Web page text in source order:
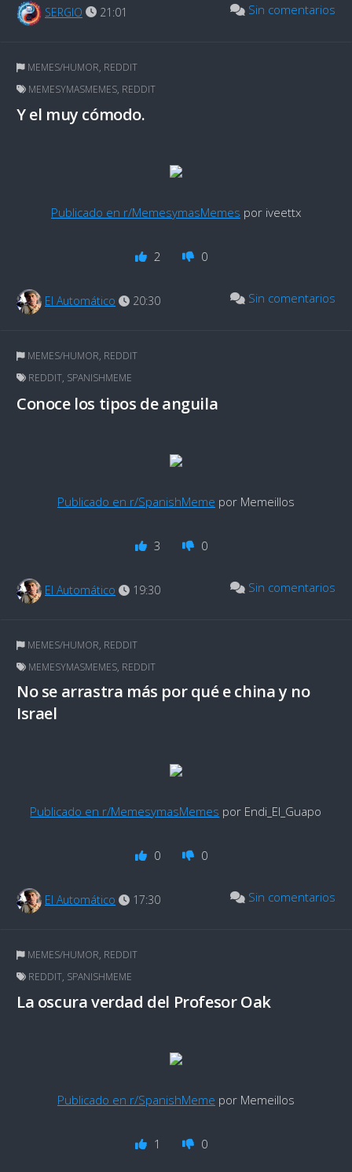
SERGIO 21:01 Sin comentarios
MEMES/HUMOR, REDDIT
MEMESYMASMEMES, REDDIT
Y el muy cómodo.
Publicado en r/MemesymasMemes por iveettx
2 0
El Automático 20:30 Sin comentarios
MEMES/HUMOR, REDDIT
REDDIT, SPANISHMEME
Conoce los tipos de anguila
Publicado en r/SpanishMeme por Memeillos
3 0
El Automático 19:30 Sin comentarios
MEMES/HUMOR, REDDIT
MEMESYMASMEMES, REDDIT
No se arrastra más por qué e china y no
Israel
Publicado en r/MemesymasMemes por Endi_El_Guapo
0 0
El Automático 17:30 Sin comentarios
MEMES/HUMOR, REDDIT
REDDIT, SPANISHMEME
La oscura verdad del Profesor Oak
Publicado en r/SpanishMeme por Memeillos
1 0